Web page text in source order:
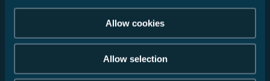
Allow cookies
Allow selection
Energia elettrica dal sole